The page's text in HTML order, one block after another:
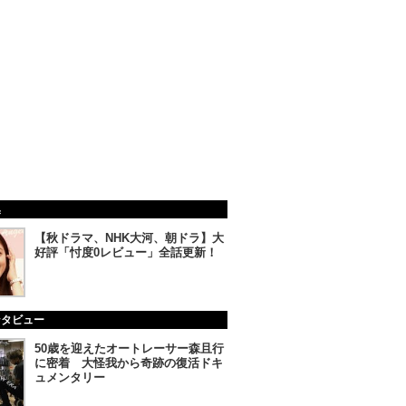
【秋ドラマ、NHK大河、朝ドラ】大
好評「忖度0レビュー」全話更新！
ビュー
50歳を迎えたオートレーサー森且行
に密着 大怪我から奇跡の復活ドキ
ュメンタリー